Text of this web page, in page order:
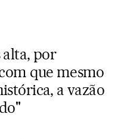
por
que mesmo
a vazão